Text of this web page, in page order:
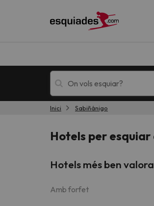
Inici Sabiñánigo
Hotels per
Hotels més ben
Amb forfet